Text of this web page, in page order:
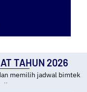
TAHUN 2026
memilih jadwal bimtek